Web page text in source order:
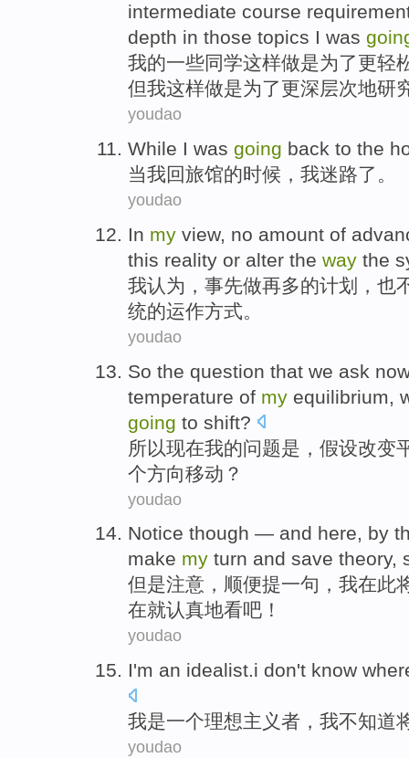
intermediate course
depth in those topics I was
我的一些同学这样做是为了更轻
但我这样做是为了更深层次地研
youdao
While I was going back to the
当我回旅馆的时候，我迷路了。
youdao
In my view, no amount of
this reality or alter the way the
我认为 ， 事先做再多的计划 ， 也
统的运作方式。
youdao
So the question that we ask
temperature of my equilibrium
going to shift?
所以现在我的问题是 ， 假设改变
个方向移动 ？
youdao
Notice though — and here, by
make my turn and save theory,
但是注意， 顺便提一句 ， 我在此
在就认真地看吧 ！
youdao
I'm an idealist.i don't know
我是一个理想主义者，我不知道
youdao